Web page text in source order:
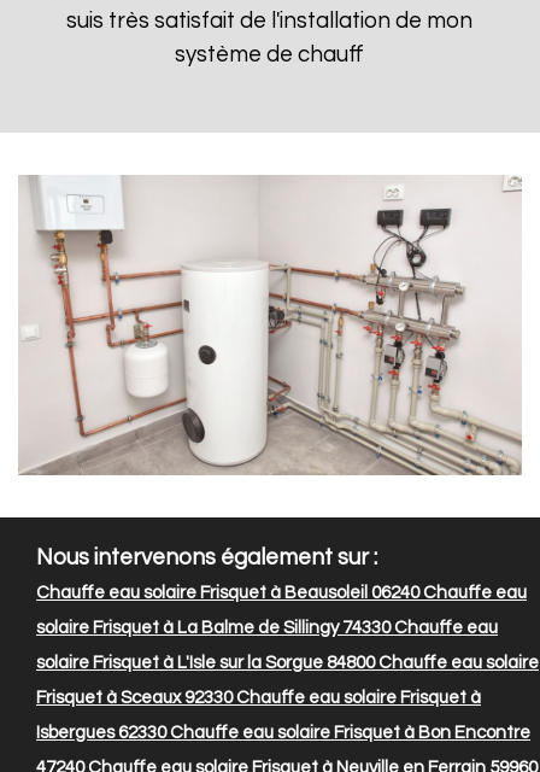
suis très satisfait de l'installation de mon
système de chauff
Nous intervenons également sur :
Chauffe eau solaire Frisquet à Beausoleil 06240Chauffe eau
solaire Frisquet à La Balme de Sillingy 74330Chauffe eau
solaire Frisquet à L'Isle sur la Sorgue 84800Chauffe eau solaire
Frisquet à Sceaux 92330Chauffe eau solaire Frisquet à
Isbergues 62330Chauffe eau solaire Frisquet à Bon Encontre
47240Chauffe eau solaire Frisquet à Neuville en Ferrain 59960